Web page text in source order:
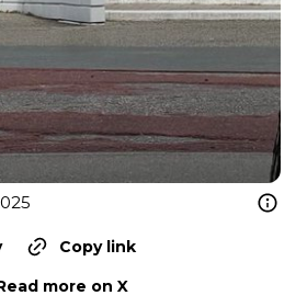
Copy link
more on X